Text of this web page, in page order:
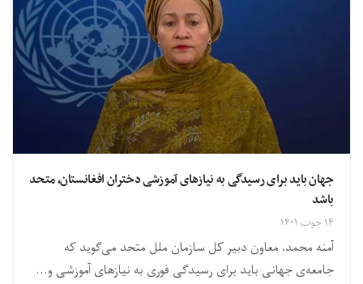
جهان باید برای رسیدگی به نیازهای آموزشی دختران افغانستان، متحد
باشد
۱۴ حوت ۱۴۰۱
آمنه محمد، معاون دبیر کل سازمان ملل متحد می‌گوید که
جامعه‌ی جهانی باید برای رسیدگی فوری به نیازهای آموزشی و...